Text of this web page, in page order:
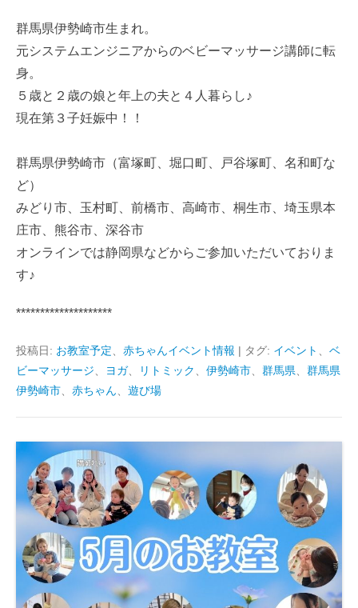
群馬県伊勢崎市生まれ。
元システムエンジニアからのベビーマッサージ講師に転
身。
５歳と２歳の娘と年上の夫と４人暮らし♪
現在第３子妊娠中！！
群馬県伊勢崎市（富塚町、堀口町、戸谷塚町、名和町な
ど）
みどり市、玉村町、前橋市、高崎市、桐生市、埼玉県本
庄市、熊谷市、深谷市
オンラインでは静岡県などからご参加いただいておりま
す♪
********************
投稿日: お教室予定 赤ちゃんイベント情報 | タグ: イベント
ベ
ビーマッサージ
ヨガ、 リトミック 伊勢崎市 群馬県
群馬県
伊勢崎市
赤ちゃん 遊び場